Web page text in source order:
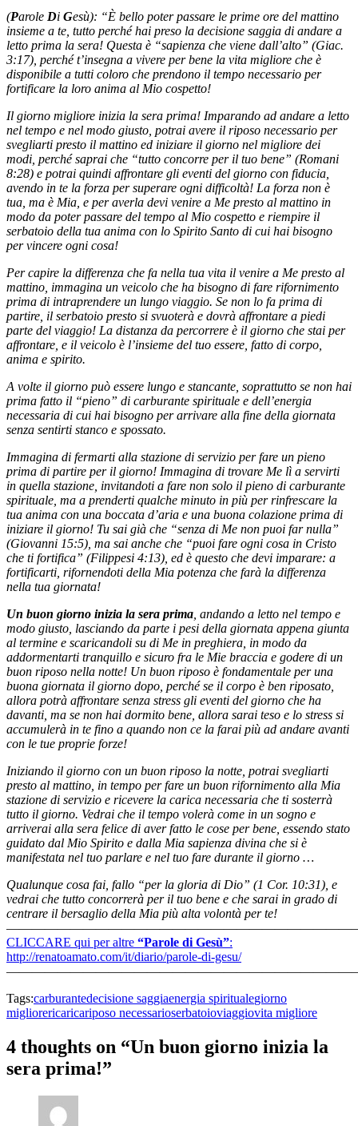
(Parole Di Gesù): “È bello poter passare le prime ore del mattino
insieme a te, tutto perché hai preso la decisione saggia di andare a
letto prima la sera! Questa è “sapienza che viene dall’alto” (Giac.
3:17), perché t’insegna a vivere per bene la vita migliore che è
disponibile a tutti coloro che prendono il tempo necessario per
fortificare la loro anima al Mio cospetto!
Il giorno migliore inizia la sera prima! Imparando ad andare a letto
nel tempo e nel modo giusto, potrai avere il riposo necessario per
svegliarti presto il mattino ed iniziare il giorno nel migliore dei
modi, perché saprai che “tutto concorre per il tuo bene” (Romani
8:28) e potrai quindi affrontare gli eventi del giorno con fiducia,
avendo in te la forza per superare ogni difficoltà! La forza non è
tua, ma è Mia, e per averla devi venire a Me presto al mattino in
modo da poter passare del tempo al Mio cospetto e riempire il
serbatoio della tua anima con lo Spirito Santo di cui hai bisogno
per vincere ogni cosa!
Per capire la differenza che fa nella tua vita il venire a Me presto al
mattino, immagina un veicolo che ha bisogno di fare rifornimento
prima di intraprendere un lungo viaggio. Se non lo fa prima di
partire, il serbatoio presto si svuoterà e dovrà affrontare a piedi
parte del viaggio! La distanza da percorrere è il giorno che stai per
affrontare, e il veicolo è l’insieme del tuo essere, fatto di corpo,
anima e spirito.
A volte il giorno può essere lungo e stancante, soprattutto se non hai
prima fatto il “pieno” di carburante spirituale e dell’energia
necessaria di cui hai bisogno per arrivare alla fine della giornata
senza sentirti stanco e spossato.
Immagina di fermarti alla stazione di servizio per fare un pieno
prima di partire per il giorno! Immagina di trovare Me lì a servirti
in quella stazione, invitandoti a fare non solo il pieno di carburante
spirituale, ma a prenderti qualche minuto in più per rinfrescare la
tua anima con una boccata d’aria e una buona colazione prima di
iniziare il giorno! Tu sai già che “senza di Me non puoi far nulla”
(Giovanni 15:5), ma sai anche che “puoi fare ogni cosa in Cristo
che ti fortifica” (Filippesi 4:13), ed è questo che devi imparare: a
fortificarti, rifornendoti della Mia potenza che farà la differenza
nella tua giornata!
Un buon giorno inizia la sera prima , andando a letto nel tempo e
modo giusto, lasciando da parte i pesi della giornata appena giunta
al termine e scaricandoli su di Me in preghiera, in modo da
addormentarti tranquillo e sicuro fra le Mie braccia e godere di un
buon riposo nella notte! Un buon riposo è fondamentale per una
buona giornata il giorno dopo, perché se il corpo è ben riposato,
allora potrà affrontare senza stress gli eventi del giorno che ha
davanti, ma se non hai dormito bene, allora sarai teso e lo stress si
accumulerà in te fino a quando non ce la farai più ad andare avanti
con le tue proprie forze!
Iniziando il giorno con un buon riposo la notte, potrai svegliarti
presto al mattino, in tempo per fare un buon rifornimento alla Mia
stazione di servizio e ricevere la carica necessaria che ti sosterrà
tutto il giorno. Vedrai che il tempo volerà come in un sogno e
arriverai alla sera felice di aver fatto le cose per bene, essendo stato
guidato dal Mio Spirito e dalla Mia sapienza divina che si è
manifestata nel tuo parlare e nel tuo fare durante il giorno …
Qualunque cosa fai, fallo “per la gloria di Dio” (1 Cor. 10:31), e
vedrai che tutto concorrerà per il tuo bene e che sarai in grado di
centrare il bersaglio della Mia più alta volontà per te!
CLICCARE qui per altre “Parole di Gesù”:
http://renatoamato.com/it/diario/parole-di-gesu/
Tags:carburantedecisione saggiaenergia spiritualegiorno
migliorericaricariposo necessarioserbatoioviaggiovita migliore
4 thoughts on “Un buon giorno inizia la
sera prima!”